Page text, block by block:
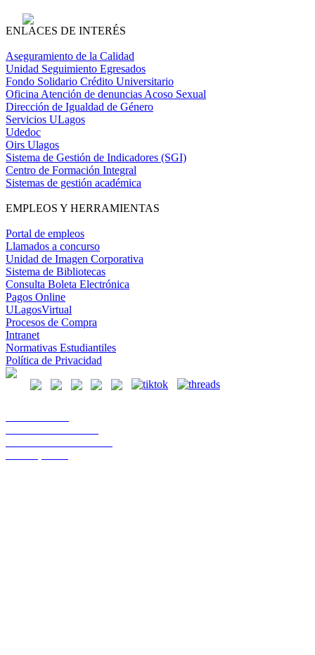
ENLACES DE INTERÉS
Aseguramiento de la Calidad
Unidad Seguimiento Egresados
Fondo Solidario Crédito Universitario
Oficina Atención de denuncias Acoso Sexual
Dirección de Igualdad de Género
Servicios ULagos
Udedoc
Oirs Ulagos
Sistema de Gestión de Indicadores (SGI)
Centro de Formación Integral
Sistemas de gestión académica
EMPLEOS Y HERRAMIENTAS
Portal de empleos
Llamados a concurso
Unidad de Imagen Corporativa
Sistema de Bibliotecas
Consulta Boleta Electrónica
Pagos Online
ULagosVirtual
Procesos de Compra
Intranet
Normativas Estudiantiles
Política de Privacidad